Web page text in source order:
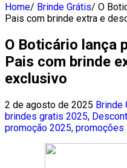
Home/ Brinde Grátis/ O
Pais com brinde extra e
O Boticário lança
Pais com brinde
exclusivo
2 de agosto de 2025 Brinde
brindes gratis 2025,
promoção 2025, promoções